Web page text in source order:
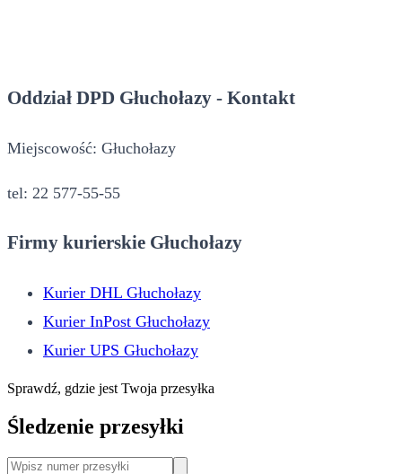
Oddział DPD Głuchołazy - Kontakt
Miejscowość: Głuchołazy
tel: 22 577-55-55
Firmy kurierskie Głuchołazy
Kurier DHL Głuchołazy
Kurier InPost Głuchołazy
Kurier UPS Głuchołazy
Sprawdź, gdzie jest Twoja przesyłka
Śledzenie przesyłki